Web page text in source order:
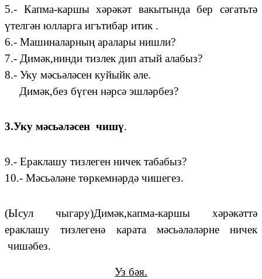
5.- Капма-каршы хәрәкәт вакытында бер сәгатьтә
үтелгән юлларга игътибар итик .
6.- Машиналарның аралары нишли?
7.- Димәк,нинди тизлек дип атый алабыз?
8.- Уку мәсьәләсен куйыйк әле.
Димәк,без бүген нәрсә эшләрбез?
3.Уку мәсьәләсен чишү.
9.- Ераклашу тизлеген ничек табабыз?
10.- Мәсьәләне төркемнәрдә чишегез.
(Ысул чыгару)Димәк,капма-каршы хәрәкәттә
ераклашу тизлегенә карата мәсьәләләрне ничек
чишәбез.
Уз бәя.